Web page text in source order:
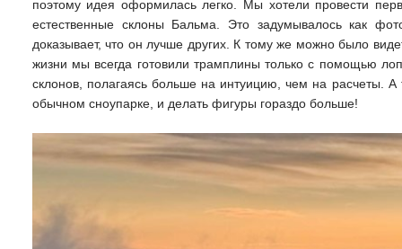
поэтому идея оформилась легко. Мы хотели провести
естественные склоны Бальма. Это задумывалось как
доказывает, что он лучше других. К тому же можно было
жизни мы всегда готовили трамплины только с помощью
склонов, полагаясь больше на интуицию, чем на расчеты. А
обычном сноупарке, и делать фигуры гораздо больше!